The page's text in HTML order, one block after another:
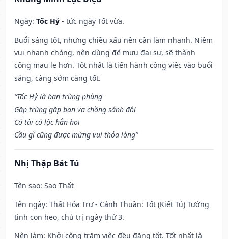
Ngày: Tốc Hỷ - tức ngày Tốt vừa.
Buổi sáng tốt, nhưng chiều xấu nên cần làm nhanh. Niềm
vui nhanh chóng, nên dùng để mưu đại sự, sẽ thành
công mau lẹ hơn. Tốt nhất là tiến hành công việc vào buổi
sáng, càng sớm càng tốt.
“Tốc Hỷ là bạn trùng phùng
Gặp trùng gặp bạn vợ chồng sánh đôi
Có tài có lộc hẳn hoi
Cầu gì cũng được mừng vui thỏa lòng”
Nhị Thập Bát Tú
Tên sao: Sao Thất
Tên ngày: Thất Hỏa Trư - Cảnh Thuần: Tốt (Kiết Tú) Tướng
tinh con heo, chủ trị ngày thứ 3.
Nên làm: Khởi công trăm việc đều đặng tốt. Tốt nhất là